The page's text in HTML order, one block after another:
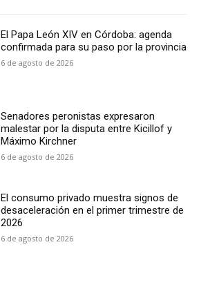
El Papa León XIV en Córdoba: agenda
confirmada para su paso por la provincia
6 de agosto de 2026
Senadores peronistas expresaron
malestar por la disputa entre Kicillof y
Máximo Kirchner
6 de agosto de 2026
El consumo privado muestra signos de
desaceleración en el primer trimestre de
2026
6 de agosto de 2026